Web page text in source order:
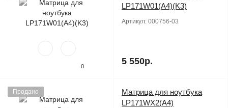
0
LP171W01(A4)(K3)
Артикул: 000756-03
5 550р.
Продано
Матрица для ноутбука
LP171WX2(A4)